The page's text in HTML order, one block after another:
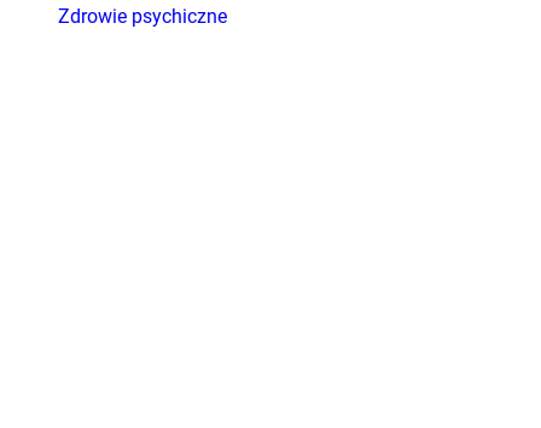
Zdrowie psychiczne